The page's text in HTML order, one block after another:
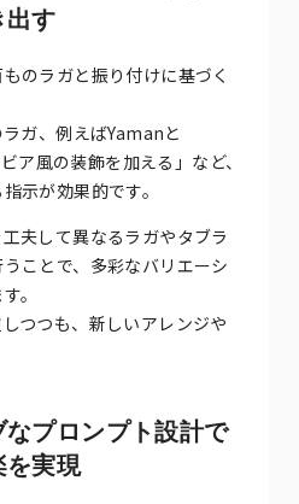
出す
のラガと振り付けに基づく
ガ、例えばYamanと
ア風の装飾を加える」など、
示が効果的です。
夫して異なるラガやタブラ
ことで、多彩なバリエーシ
。
つつも、新しいアレンジや
プロンプト設計で
を実現